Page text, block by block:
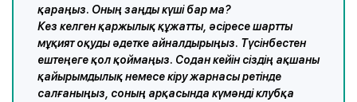
қараңыз. Оның заңды күші бар ма?
Кез келген қаржылық құжатты, әсіресе шартты
мұқият оқуды әдетке айналдырыңыз. Түсінбестен
ештеңеге қол қоймаңыз. Содан кейін сіздің ақшаны
қайырымдылық немесе кіру жарнасы ретінде
салғаныңыз, соның арқасында күмәнді клубқа